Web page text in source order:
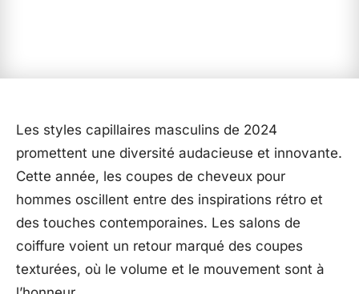
Les styles capillaires masculins de 2024
promettent une diversité audacieuse et innovante.
Cette année, les coupes de cheveux pour
hommes oscillent entre des inspirations rétro et
des touches contemporaines. Les salons de
coiffure voient un retour marqué des coupes
texturées, où le volume et le mouvement sont à